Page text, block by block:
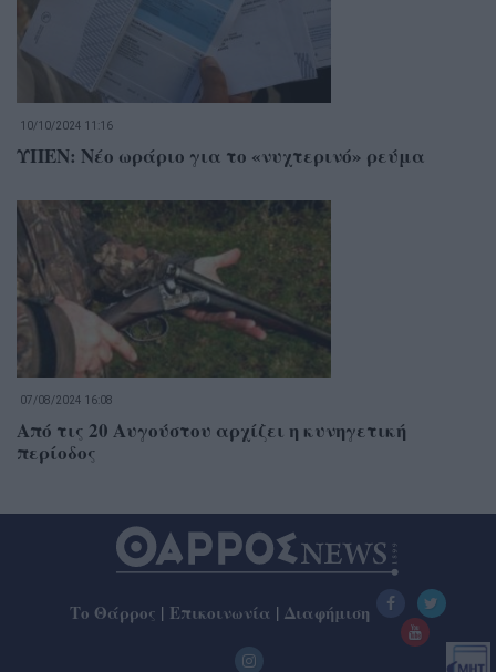
10/10/2024 11:16
ΥΠΕΝ: Νέο ωράριο για το «νυχτερινό» ρεύμα
07/08/2024 16:08
Από τις 20 Αυγούστου αρχίζει η κυνηγετική
περίοδος
Το Θάρρος | Επικοινωνία | Διαφήμιση